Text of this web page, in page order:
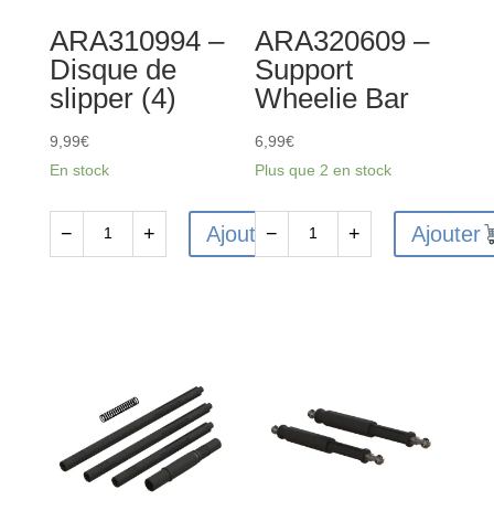
ARA310994 –
Disque de
slipper (4)
9,99€
En stock
− + Ajouter
ARA320609 –
Support
Wheelie Bar
6,99€
Plus que 2 en stock
− + Ajouter